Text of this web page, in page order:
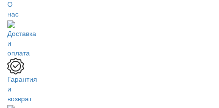
О
нас
Доставка
и
оплата
Гарантия
и
возврат